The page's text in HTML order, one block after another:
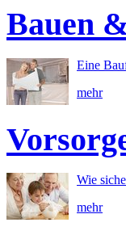
Bauen
Eine
mehr
Wie
mehr